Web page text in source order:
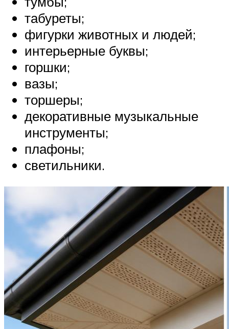
табуреты;
фигурки животных и людей;
интерьерные буквы;
горшки;
вазы;
торшеры;
декоративные музыкальные
инструменты;
плафоны;
светильники.